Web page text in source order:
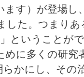
す）が登場し
した。つまり
ということが
めに多くの研究
かにし、その